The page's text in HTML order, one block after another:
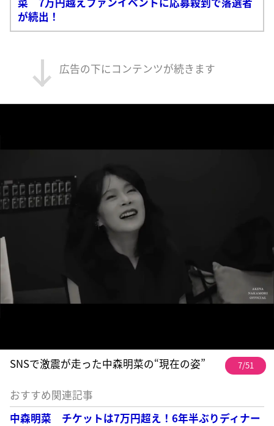
が続出！
広告の下にコンテンツが続きます
SNSで激震が走った中森明菜の“現在の姿” 7/51
おすすめ関連記事
中森明菜 チケットは7万円超え！6年半ぶりディナー